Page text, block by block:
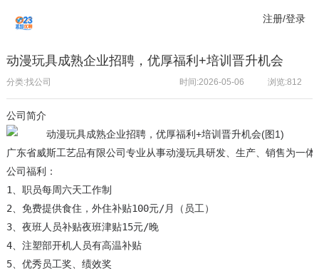
注册/登录
动漫玩具成熟企业招聘，优厚福利+培训晋升机会
分类:找公司 浏览:812
时间:2026-05-06
公司简介
广东省威斯工艺品有限公司专业从事动漫玩具研发、生产、销售为一
公司福利：
1、职员每周六天工作制
2、免费提供食住，外住补贴100元/月（员工）
3、夜班人员补贴夜班津贴15元/晚
4、注塑部开机人员有高温补贴
5、优秀员工奖、绩效奖